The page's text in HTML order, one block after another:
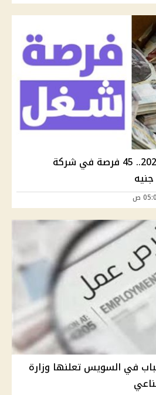
وظائف وزارة العمل 2026.. 45 فرصة في شركة
في السويس تعلنها وزارة